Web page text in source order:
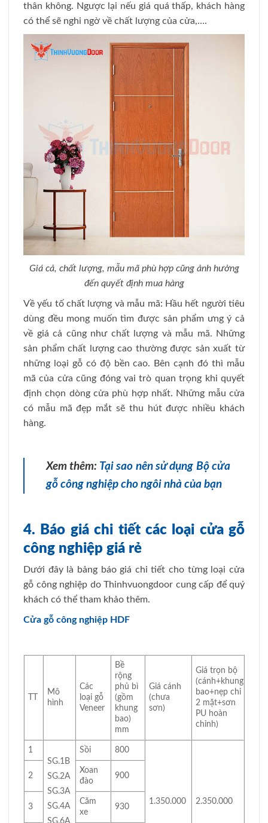
thân không. Ngược lại nếu giá quá thấp, khách hàng
có thể sẽ nghi ngờ về chất lượng của cửa,….
Giá cả, chất lượng, mẫu mã phù hợp cũng ảnh hưởng
đến quyết định mua hàng
Về yếu tố chất lượng và mẫu mã: Hầu hết người tiêu
dùng đều mong muốn tìm được sản phẩm ưng ý cả
về giá cả cũng như chất lượng và mẫu mã. Những
sản phẩm chất lượng cao thường được sản xuất từ
những loại gỗ có độ bền cao. Bên cạnh đó thì mẫu
mã của cửa cũng đóng vai trò quan trọng khi quyết
định chọn dòng cửa phù hợp nhất. Những mẫu cửa
có mẫu mã đẹp mắt sẽ thu hút được nhiều khách
hàng.
Xem thêm: Tại sao nên sử dụng Bộ cửa
gỗ công nghiệp cho ngôi nhà của bạn
4. Báo giá chi tiết các loại cửa gỗ
công nghiệp giá rẻ
Dưới đây là bảng báo giá chi tiết cho từng loại cửa
gỗ công nghiệp do Thinhvuongdoor cung cấp để quý
khách có thể tham khảo thêm.
Cửa gỗ công nghiệp HDF
TT
Mô
hình
Các
loại gỗ
Veneer
Bề
rộng
phủ bì
(gồm
khung
bao)
mm
Giá cánh
(chưa
sơn)
Giá trọn bộ
(cánh+khung
bao+nẹp chỉ
2 mặt+sơn
PU hoàn
chỉnh)
1
SG.1B
SG.2A
SG.3A
SG.4A
SG.6A
Sồi 800
1.350.000 2.350.000
2
Xoan
đào
900
3
Căm
xe
930